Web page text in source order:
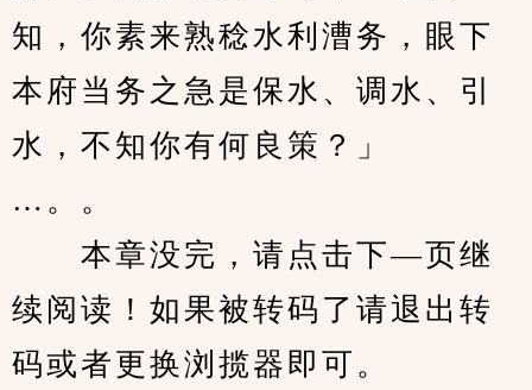
知，你素来熟稔水利漕务，眼下
本府当务之急是保水、调水、引
水，不知你有何良策？」
…。。
本章没完，请点击下—页继
续阅读！如果被转码了请退出转
码或者更换浏揽器即可。